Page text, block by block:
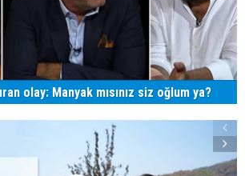
olay: Manyak mısınız siz oğlum ya?